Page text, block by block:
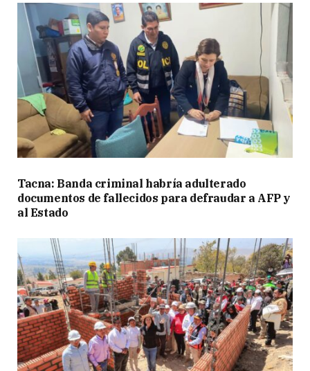
Tacna: Banda criminal habría adulterado
documentos de fallecidos para defraudar a AFP y
al Estado